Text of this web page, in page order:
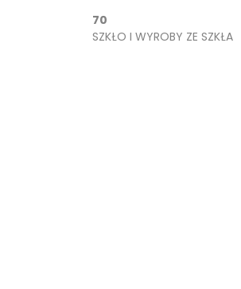
70
SZKŁO I WYROBY ZE SZKŁA